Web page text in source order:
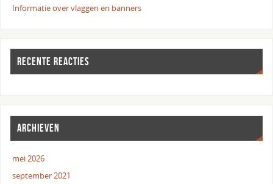
Informatie over vlaggen en banners
RECENTE REACTIES
ARCHIEVEN
mei 2026
september 2021